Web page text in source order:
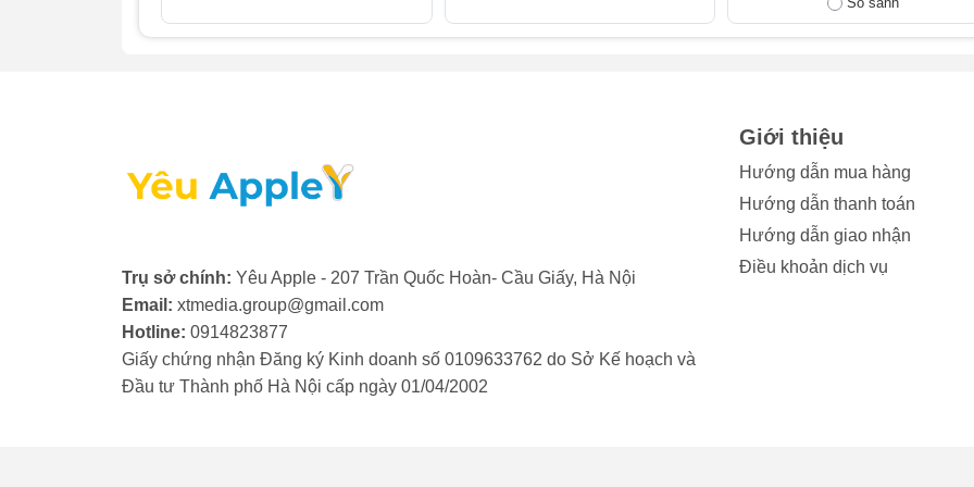
2. Khi nào cần thay camera trước cho iPhone
- Chất lượng ảnh chụp kém đi rõ rệt, xuất hiện các vết đốm hoặc sọc lạ.
- Khi mở ứng dụng camera, màn hình chỉ hiển thị một màu đen, không thể sử dụng được.
lập tức. Việc này không chỉ giúp khôi phục chức năng của camera mà còn ngăn ngừa hư hỏng lây lan sang
các bộ phận khác bên trong thiết bị, đảm bảo an toàn và kéo dài tuổi thọ cho chiếc iPhone của bạn.
Trụ sở chính: Yêu Apple - 207 Trần Quốc Hoàn- Cầu Giấy, Hà Nội
Email: xtmedia.group@gmail.com
Hotline: 0914823877
Giấy chứng nhận Đăng ký Kinh doanh số 0109633762 do Sở Kế hoạch và
Đầu tư Thành phố Hà Nội cấp ngày 01/04/2002
Giới thiệu
Hướng dẫn mua hàng
Hướng dẫn thanh toán
Hướng dẫn giao nhận
Điều khoản dịch vụ